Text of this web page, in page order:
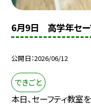
6月9日 高学年セー
公開日 2026/06/12
できごと
本日、セーフティ教室